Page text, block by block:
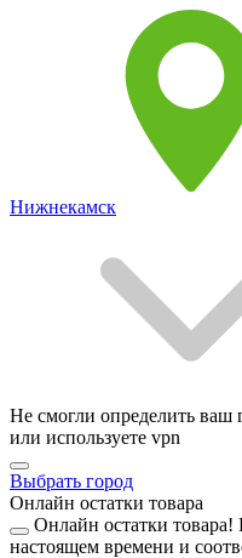
Нижнекамск
Не смогли определить ваш
или используете vpn
Выбрать город
Онлайн остатки товара
Онлайн остатки товара!
настоящем времени и